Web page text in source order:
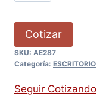
Cotizar
SKU: AE287
Categoría: ESCRITORIO
Seguir Cotizando